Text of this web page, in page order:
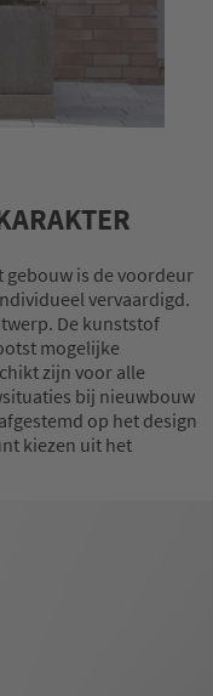
gebouw is de voordeur
vervaardigd.
De kunststof
mogelijke
zijn voor alle
bij nieuwbouw
op het design
kiezen uit het